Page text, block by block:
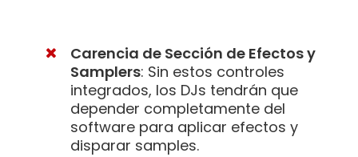
Carencia de Sección de Efectos y
Samplers: Sin estos controles
integrados, los DJs tendrán que
depender completamente del
software para aplicar efectos y
disparar samples.